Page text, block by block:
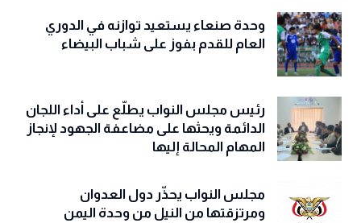
وحدة صنعاء يستعيد توازنه في الدوري
العام للقدم بفوز على شباب البيضاء
رئيس مجلس النواب يطلّع على أداء اللجان
الدائمة ويحثها على مضاعفة الجهود لإنجاز
المهام المحالة إليها
مجلس النواب يحذّّر دول العدوان
ومرتزقتها من النيل من وحدة اليمن